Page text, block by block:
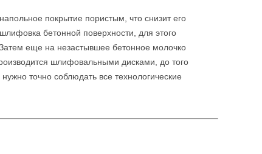
покрытие пористым, что снизит его
бетонной поверхности, для этого
еще на незастывшее бетонное молочко
шлифовальными дисками, до того
точно соблюдать все технологические